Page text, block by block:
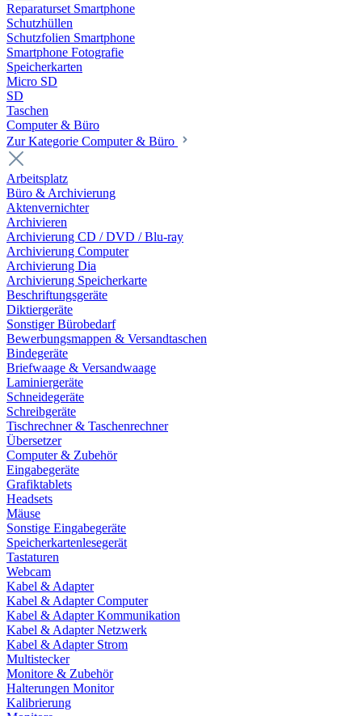
Reparaturset Smartphone
Schutzhüllen
Schutzfolien Smartphone
Smartphone Fotografie
Speicherkarten
Micro SD
SD
Taschen
Computer & Büro
Zur Kategorie Computer & Büro
Arbeitsplatz
Büro & Archivierung
Aktenvernichter
Archivieren
Archivierung CD / DVD / Blu-ray
Archivierung Computer
Archivierung Dia
Archivierung Speicherkarte
Beschriftungsgeräte
Diktiergeräte
Sonstiger Bürobedarf
Bewerbungsmappen & Versandtaschen
Bindegeräte
Briefwaage & Versandwaage
Laminiergeräte
Schneidegeräte
Schreibgeräte
Tischrechner & Taschenrechner
Übersetzer
Computer & Zubehör
Eingabegeräte
Grafiktablets
Headsets
Mäuse
Sonstige Eingabegeräte
Speicherkartenlesegerät
Tastaturen
Webcam
Kabel & Adapter
Kabel & Adapter Computer
Kabel & Adapter Kommunikation
Kabel & Adapter Netzwerk
Kabel & Adapter Strom
Multistecker
Monitore & Zubehör
Halterungen Monitor
Kalibrierung